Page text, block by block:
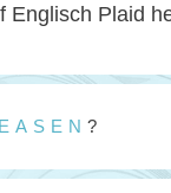
Englisch Plaid
?